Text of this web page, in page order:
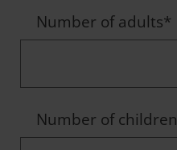
Number of adults*
Number of children